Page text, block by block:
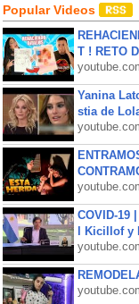
Popular Videos
T ! RETO
Yanina
stia de
COVID-19
l Kicillof y